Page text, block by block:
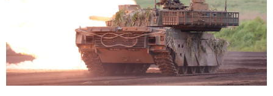
Français
Español
العربية
新聞